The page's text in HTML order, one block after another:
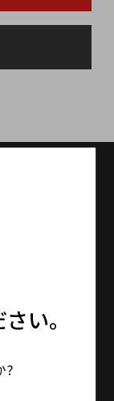
料無料
縄は別途
！
7日程度で発
より更にお
い。
?